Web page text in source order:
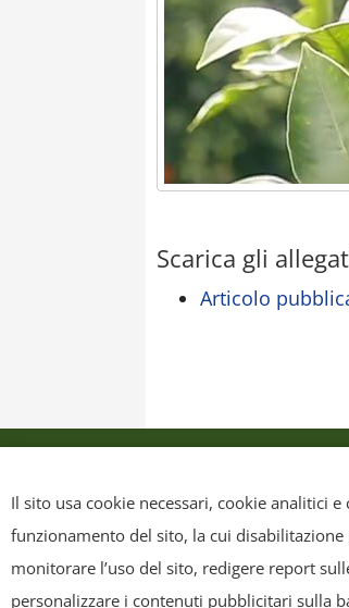
Scarica gli
Articolo
Copyright - Tutti i contenuti di
riscriverli, commercializzarli,
Il sito usa cookie necessari, cookie analitici
funzionamento del sito, la cui
monitorare l’uso del sito, redigere report
personalizzare i contenuti pubblicitari sulla